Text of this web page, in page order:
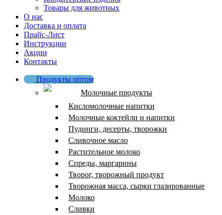
Товары для животных
О нас
Доставка и оплата
Прайс-Лист
Инструкции
Акции
Контакты
Продукты оптом
Молочные продукты
Кисломолочные напитки
Молочные коктейли и напитки
Пудинги, десерты, творожки
Сливочное масло
Растительное молоко
Спреды, маргарины
Творог, творожный продукт
Творожная масса, сырки глазированные
Молоко
Сливки